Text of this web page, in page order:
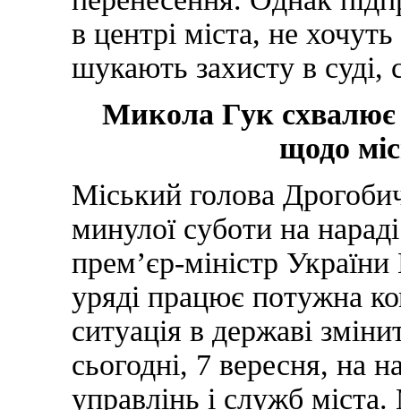
в центрі міста, не
шукають захисту в суді,
Микола Гук схвалює
щодо
Міський голова
минулої суботи на
прем’єр-міністр
уряді працює потужна
ситуація в державі
сьогодні, 7 вересня, на
управлінь і служб